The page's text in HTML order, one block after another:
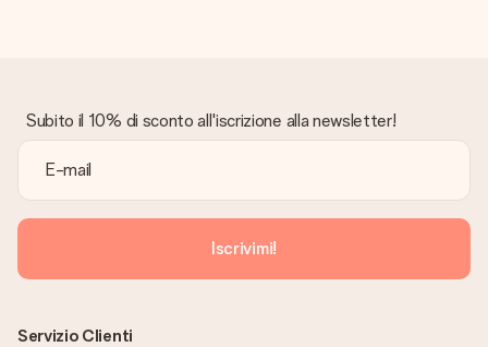
Subito il 10% di sconto all'iscrizione alla newsletter!
Iscrivimi!
Servizio Clienti